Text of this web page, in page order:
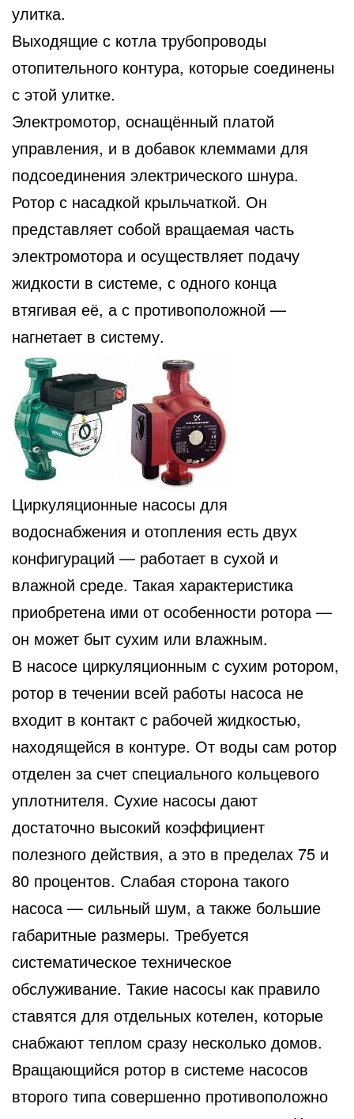
улитка.
Выходящие с котла трубопроводы
отопительного контура, которые соединены
с этой улитке.
Электромотор, оснащённый платой
управления, и в добавок клеммами для
подсоединения электрического шнура.
Ротор с насадкой крыльчаткой. Он
представляет собой вращаемая часть
электромотора и осуществляет подачу
жидкости в системе, с одного конца
втягивая её, а с противоположной —
нагнетает в систему.
Циркуляционные насосы для
водоснабжения и отопления есть двух
конфигураций — работает в сухой и
влажной среде. Такая характеристика
приобретена ими от особенности ротора —
он может быт сухим или влажным.
В насосе циркуляционным с сухим ротором,
ротор в течении всей работы насоса не
входит в контакт с рабочей жидкостью,
находящейся в контуре. От воды сам ротор
отделен за счет специального кольцевого
уплотнителя. Сухие насосы дают
достаточно высокий коэффициент
полезного действия, а это в пределах 75 и
80 процентов. Слабая сторона такого
насоса — сильный шум, а также большие
габаритные размеры. Требуется
систематическое техническое
обслуживание. Такие насосы как правило
ставятся для отдельных котелен, которые
снабжают теплом сразу несколько домов.
Вращающийся ротор в системе насосов
второго типа совершенно противоположно